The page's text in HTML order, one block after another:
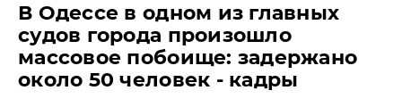
В Одессе в одном из главных
судов города произошло
массовое побоище: задержано
около 50 человек - кадры